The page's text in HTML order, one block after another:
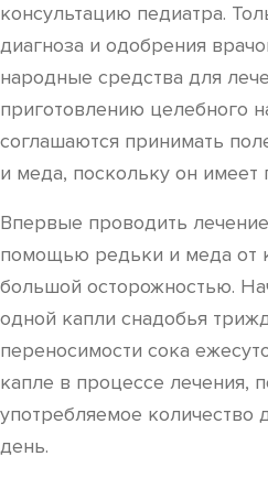
консультацию педиатра.
диагноза и одобрения
народные средства для
приготовлению целебного
соглашаются принимать
и меда, поскольку он имеет
Впервые проводить
помощью редьки и меда от
большой осторожностью.
одной капли снадобья
переносимости сока
капле в процессе лечения,
употребляемое количество
день.